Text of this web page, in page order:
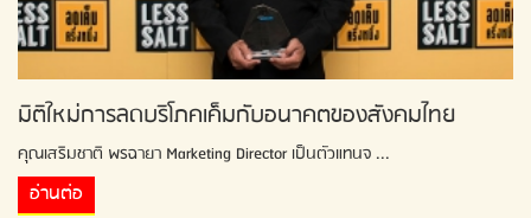
มิติใหม่การลดบริโภคเค็มกับอนาคตของสังคมไทย
คุณเสริมชาติ พรฉายา Marketing Director เป็นตัวแทนจ ...
อ่านต่อ